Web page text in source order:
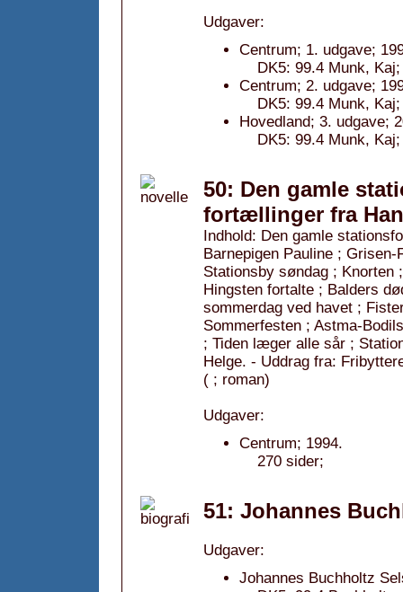
Udgaver:
Centrum; 1. udgave;
DK5: 99.4 Munk,
Centrum; 2. udgave;
DK5: 99.4 Munk,
Hovedland; 3. udgave;
DK5: 99.4 Munk,
50: Den gamle
fortællinger fra
Indhold: Den gamle
Barnepigen Pauline ;
Stationsby søndag ; Knorten
Hingsten fortalte ; Balders
sommerdag ved havet ;
Sommerfesten ; Astma-
; Tiden læger alle sår ;
Helge. - Uddrag fra:
( ; roman)
Udgaver:
Centrum; 1994.
270 sider;
51: Johannes
Udgaver:
Johannes Buchholtz